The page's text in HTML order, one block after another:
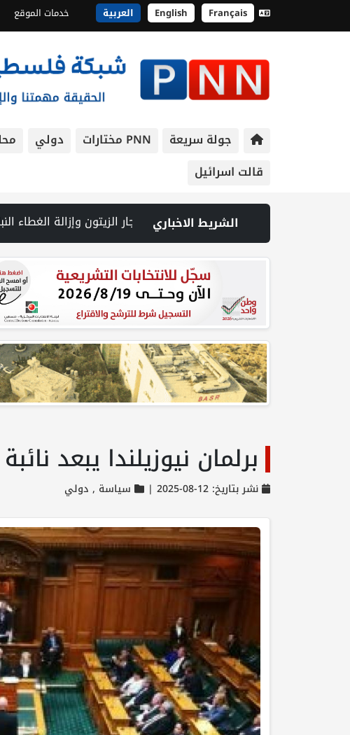
English Français العربية خدمات الموقع
جولة سريعة PNN مختارات دولي
قالت اسرائيل
الشريط الاخباري
برلمان نيوزيلندا يبعد
نشر بتاريخ: 12-08-2025 | سياسة , دولي